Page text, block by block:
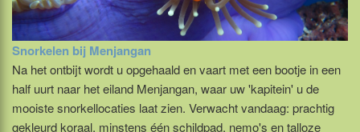
Snorkelen bij Menjangan
Na het ontbijt wordt u opgehaald en vaart met een bootje in een
half uurt naar het eiland Menjangan, waar uw 'kapitein' u de
mooiste snorkellocaties laat zien. Verwacht vandaag: prachtig
gekleurd koraal, minstens één schildpad, nemo's en talloze